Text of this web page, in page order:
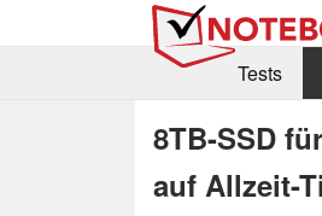
Tests
8TB-SSD
auf Allzeit-